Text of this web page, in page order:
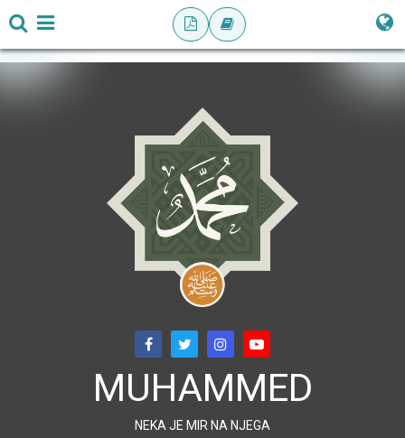
MUHAMMED
NEKA JE MIR NA NJEGA